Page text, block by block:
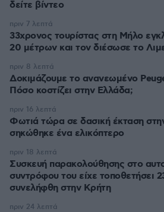
δείτε βίντεο
33χρονος τουρίστας στη Μήλο
20 μέτρων και τον διέσωσε το
πριν 7 λεπτά
Δοκιμάζουμε το ανανεωμένο
Πόσο κοστίζει στην Ελλάδα;
πριν 8 λεπτά
Φωτιά τώρα σε δασική έκταση
σηκώθηκε ένα ελικόπτερο
πριν 16 λεπτά
Συσκευή παρακολούθησης στο
συντρόφου του είχε τοποθετήσει
συνελήφθη στην Κρήτη
πριν 18 λεπτά
πριν 24 λεπτά